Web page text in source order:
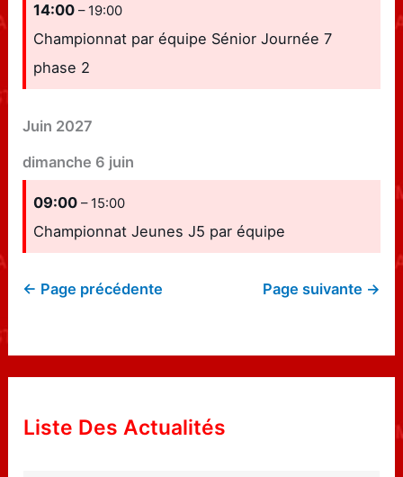
14:00– 19:00
Championnat par équipe Sénior Journée 7
phase 2
Juin 2027
dimanche 6 juin
09:00– 15:00
Championnat Jeunes J5 par équipe
← Page précédente Page suivante →
Liste Des Actualités